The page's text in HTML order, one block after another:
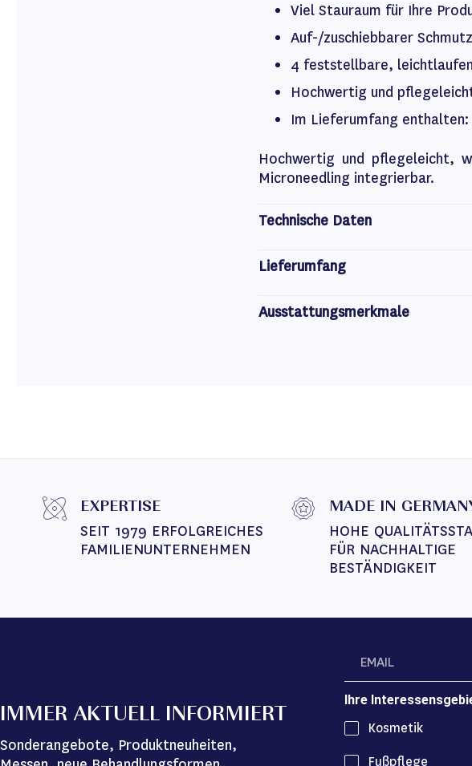
Viel Stauraum für Ihre
Auf-/zuschiebbarer
4 feststellbare,
Hochwertig und
Im Lieferumfang
Hochwertig und pflegeleicht,
Microneedling integrierbar.
Technische Daten
Lieferumfang
Ausstattungsmerkmale
EXPERTISE
SEIT 1979 ERFOLGREICHES
FAMILIENUNTERNEHMEN
MADE IN
HOHE
FÜR NACHHALTIGE
BESTÄNDIGKEIT
IMMER AKTUELL INFORMIERT
Sonderangebote, Produktneuheiten,
Ihre
Kosmetik
Fußpflege